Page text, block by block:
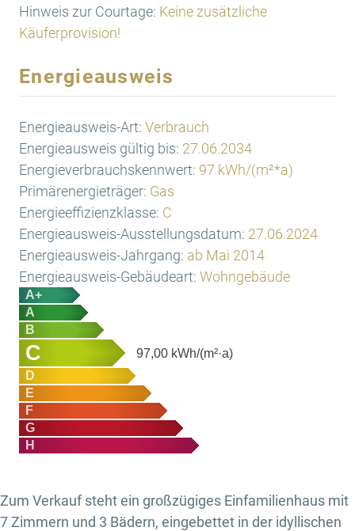
Hinweis zur Courtage: Keine zusätzliche
Käuferprovision!
Energieausweis
Energieausweis-Art: Verbrauch
Energieausweis gültig bis: 27.06.2034
Energieverbrauchskennwert: 97 kWh/(m²*a)
Primärenergieträger: Gas
Energieeffizienzklasse: C
Energieausweis-Ausstellungsdatum: 27.06.2024
Energieausweis-Jahrgang: ab Mai 2014
Energieausweis-Gebäudeart: Wohngebäude
A+
A
B
C 97,00 kWh/(m²·a)
D
E
F
G
H
Zum Verkauf steht ein großzügiges Einfamilienhaus mit
7 Zimmern und 3 Bädern, eingebettet in der idyllischen